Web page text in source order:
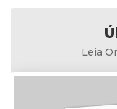
Leia